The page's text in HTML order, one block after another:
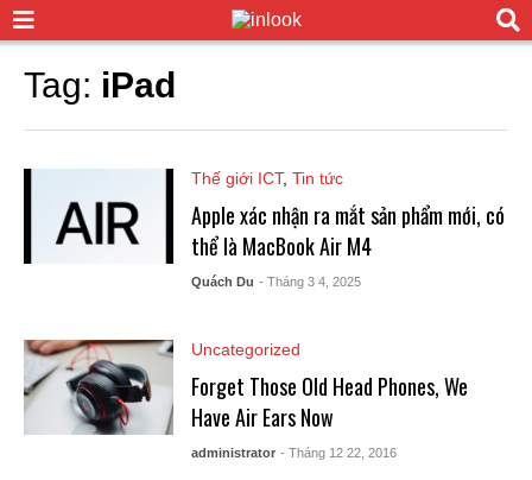
Tag: iPad
Thế giới ICT, Tin tức
Apple xác nhận ra mắt sản phẩm mới, có
thể là MacBook Air M4
Quách Du - Tháng 3 4, 2025
Uncategorized
Forget Those Old Head Phones, We
Have Air Ears Now
administrator - Tháng 12 22, 2016